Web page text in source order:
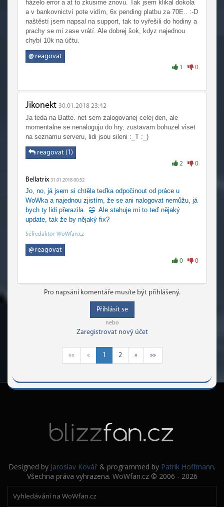
házelo error a at to zkusime znovu. Tak jsem klikal dokola
a v bankovnictví pote vidím, 6x pending platbu za 70E.. :-D
naštěstí jsem napsal na support, tak to vyřešili do hodiny a
prachy se mi zase vrátí. Ale dobrej šok, kdyz najednou
chybí 10k na účtu.
@reagovat
1 0
Jikonekt 30.01.2018 23:42
Ja teda na Batte. net sem zalogovanej celej den, ale
momentalne se nenaloguju do hry, zustavam bohuzel viset
na seznamu serveru, lidi jsou sileni :_T :_)
reagovat (1)
2 0
Bellatrix 31.01.2018 00:52
Jo, no, já jsem si chtěla teďka odpočinout od práce u
WoWka a najednou zjistím, že se ani nalogovat nemůžu, já
bych ty lidi přerazila.
Ale stahuje mi to teď nějaký
update, tak že by nějaký fix?
Šéfredaktor WoWfan.cz
@reagovat
0 0
Pro napsání komentáře musíte být přihlášený.
Přihlásit se
nebo
Zaregistrovat nový účet
«« « 1 2 » »»
Designed by Jaroslav Kovář & programmed by Patrik Hoffmann.
Všechna práva vyhrazena. WoWfan.cz © 2006 - 2026